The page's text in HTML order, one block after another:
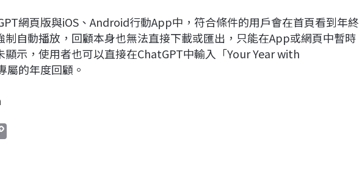
網頁版與iOS、Android行動App中，符合條件的用戶會在首頁看到年終
制自動播放，回顧本身也無法直接下載或匯出，只能在App或網頁中暫時
顯示，使用者也可以直接在ChatGPT中輸入「Your Year with
屬的年度回顧。